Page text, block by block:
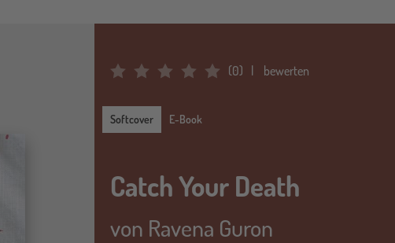
Average Rating: 0 (0) bewerten
Softcover
Softcover
E-Book
Catch Your Death
von Ravena Guron